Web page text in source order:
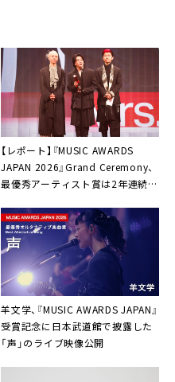
【レポート】『MUSIC AWARDS
JAPAN 2026』Grand Ceremony、
最優秀アーティスト賞は2年連続
いです」
羊文学、『MUSIC AWARDS JAPAN』
受賞記念に日本武道館で披露した
「声」のライブ映像公開